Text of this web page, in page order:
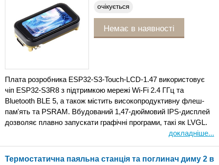
очікується
Немає в наявності
Плата розробника ESP32-S3-Touch-LCD-1.47 використовує
чіп ESP32-S3R8 з підтримкою мережі Wi-Fi 2.4 ГГц та
Bluetooth BLE 5, а також містить високопродуктивну флеш-
пам'ять та PSRAM. Вбудований 1,47-дюймовий IPS-дисплей
дозволяє плавно запускати графічні програми, такі як LVGL.
докладніше...
Термостатична паяльна станція та поглинач диму 2 в